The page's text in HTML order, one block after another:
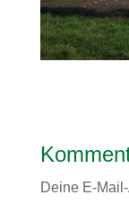
Deine E-